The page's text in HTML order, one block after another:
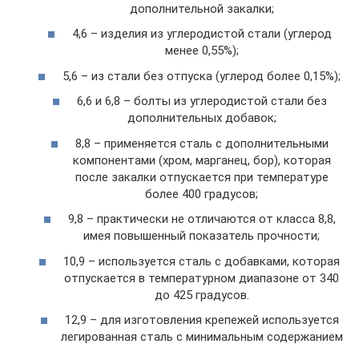
дополнительной закалки;
4,6 – изделия из углеродистой стали (углерод
менее 0,55%);
5,6 – из стали без отпуска (углерод более 0,15%);
6,6 и 6,8 – болты из углеродистой стали без
дополнительных добавок;
8,8 – применяется сталь с дополнительными
компонентами (хром, марганец, бор), которая
после закалки отпускается при температуре
более 400 градусов;
9,8 – практически не отличаются от класса 8,8,
имея повышенный показатель прочности;
10,9 – используется сталь с добавками, которая
отпускается в температурном диапазоне от 340
до 425 градусов.
12,9 – для изготовления крепежей используется
легированная сталь с минимальным содержанием